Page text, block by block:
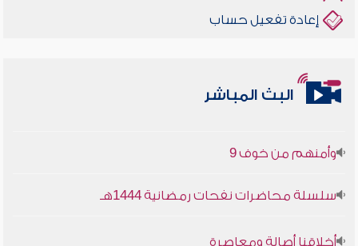
إعادة تفعيل حساب
البث المباشر
أخلاقنا أصالة ومعاصرة
وأمنهم من خوف 9
سلسلة محاضرات نفحات رمضانية 1444هـ
أخلاقنا أصالة ومعاصرة